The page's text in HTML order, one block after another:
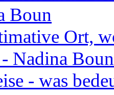
Boun
Ort,
Nadina Boun
- was